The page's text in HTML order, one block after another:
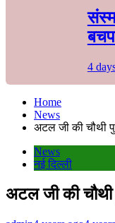
4
Home
News
अटल जी की चौथी
News
नई दिल्ली
अटल जी की चौथी